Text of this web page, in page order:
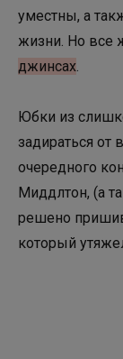
уместны, а
жизни. Но все
джинсах
Юбки из
задираться от
очередного
Миддлтон, (а
решено
который